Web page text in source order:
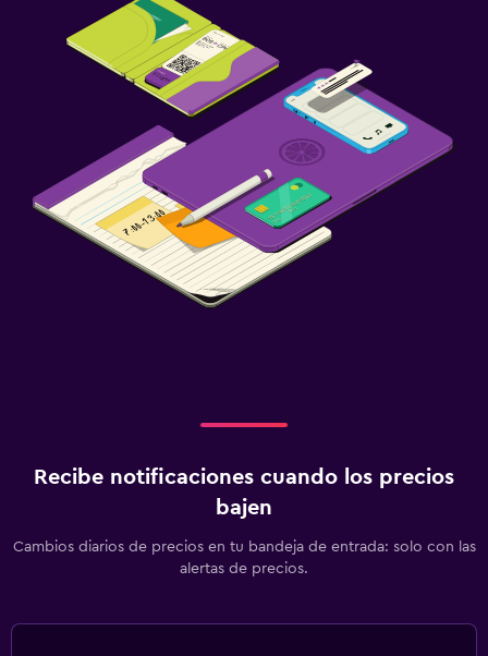
Recibe notificaciones cuando los precios
bajen
Cambios diarios de precios en tu bandeja de entrada: solo con las
alertas de precios.